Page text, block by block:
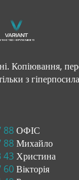
Копіювання,
з
88ОФІС
88Михайло
43 Христина
60Вікторія